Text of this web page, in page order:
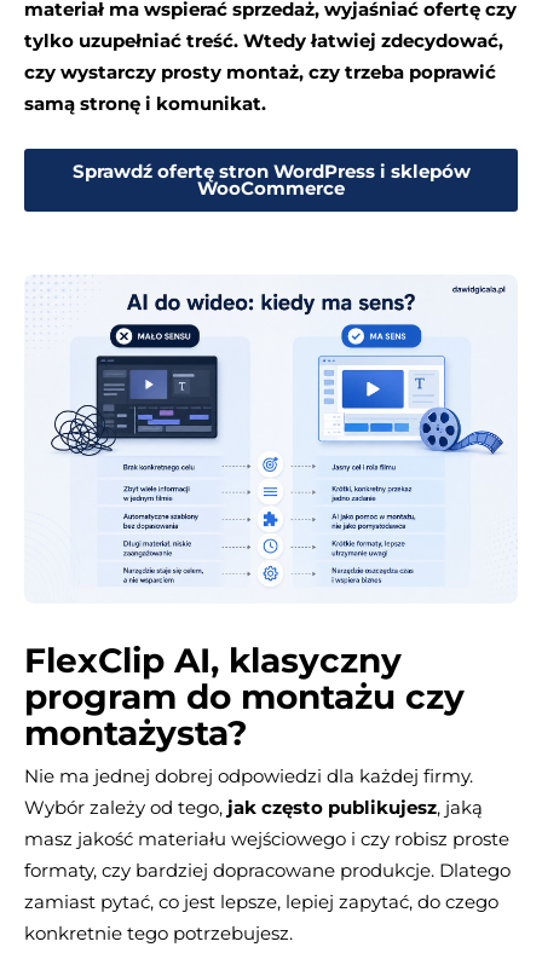
materiał ma wspierać sprzedaż, wyjaśniać ofertę czy
tylko uzupełniać treść. Wtedy łatwiej zdecydować,
czy wystarczy prosty montaż, czy trzeba poprawić
samą stronę i komunikat.
Sprawdź ofertę stron WordPress i sklepów
WooCommerce
FlexClip AI, klasyczny
program do montażu czy
montażysta?
Nie ma jednej dobrej odpowiedzi dla każdej firmy.
Wybór zależy od tego, jak często publikujesz, jaką
masz jakość materiału wejściowego i czy robisz proste
formaty, czy bardziej dopracowane produkcje. Dlatego
zamiast pytać, co jest lepsze, lepiej zapytać, do czego
konkretnie tego potrzebujesz.